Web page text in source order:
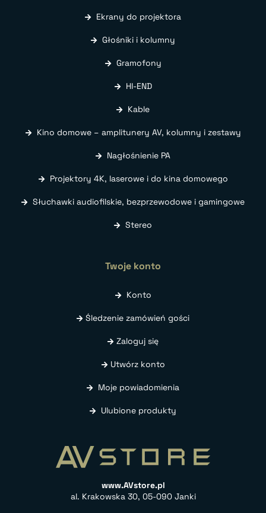
Ekrany do projektora
Głośniki i kolumny
Gramofony
HI-END
Kable
Kino domowe – amplitunery AV, kolumny i zestawy
Nagłośnienie PA
Projektory 4K, laserowe i do kina domowego
Słuchawki audiofilskie, bezprzewodowe i gamingowe
Stereo
Twoje konto
Konto
Śledzenie zamówień gości
Zaloguj się
Utwórz konto
Moje powiadomienia
Ulubione produkty
www.AVstore.pl
al. Krakowska 30, 05-090 Janki